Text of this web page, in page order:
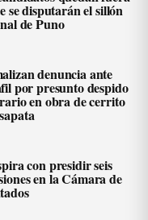
se disputarán el sillón
de Puno
denuncia ante
por presunto despido
en obra de cerrito
con presidir seis
en la Cámara de